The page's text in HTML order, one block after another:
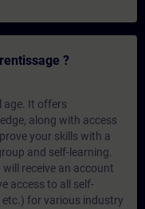
?
age. It offers
along with access
your skills with a
and self-learning.
will receive an account
access to all self-
etc.) for various industry